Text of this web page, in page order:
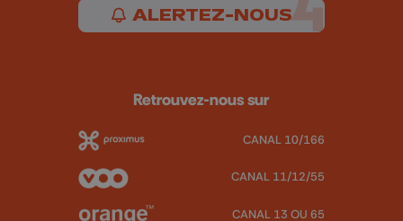
ALERTEZ-NOUS
Retrouvez-nous sur
CANAL 10/166
CANAL 11/12/55
CANAL 13 OU 65